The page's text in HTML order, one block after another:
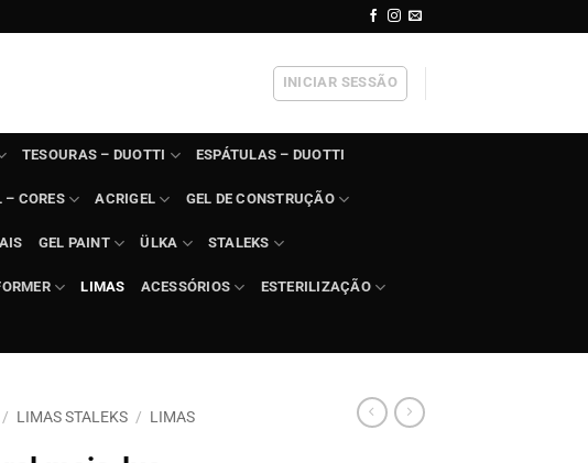
INICIAR SESSÃO
TESOURAS – DUOTTI ESPÁTULAS – DUOTTI
– CORES ACRIGEL GEL DE CONSTRUÇÃO
GEL PAINT ÜLKA STALEKS
LIMAS ACESSÓRIOS ESTERILIZAÇÃO
/ LIMAS STALEKS / LIMAS